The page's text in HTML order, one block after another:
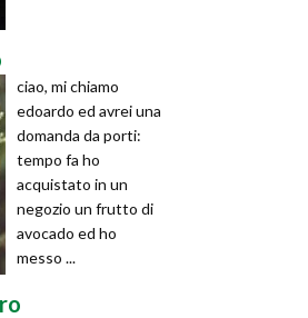
ciao, mi chiamo
edoardo ed avrei una
domanda da porti:
tempo fa ho
acquistato in un
negozio un frutto di
avocado ed ho
messo ...